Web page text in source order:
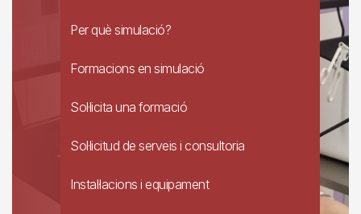
Per què simulació?
Formacions en simulació
Sol·licita una formació
Sol·licitud de serveis i consultoria
Instal·lacions i equipament